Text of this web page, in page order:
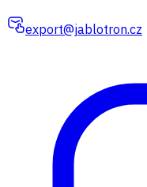
export@jablotron.cz